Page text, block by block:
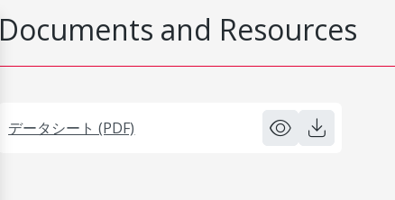
Documents and Resources
データシート (PDF)